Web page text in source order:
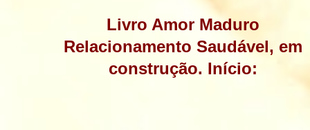
Livro Amor Maduro
Relacionamento Saudável, em
construção. Início: